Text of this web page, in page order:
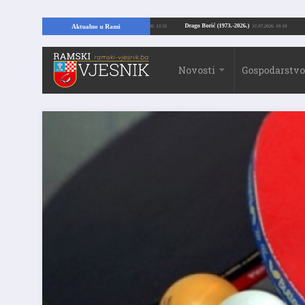
Aktualno u Rami Drago Borić (1973.-2026.) 31.07.2026.
temelje kuće, pronašao vrijedne arheološke ostatke 24.07.2026. 13:51
Novosti Gospodarstvo